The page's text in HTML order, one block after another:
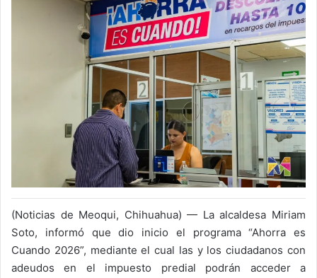
(Noticias de Meoqui, Chihuahua) — La alcaldesa Miriam
Soto, informó que dio inicio el programa “Ahorra es
Cuando 2026”, mediante el cual las y los ciudadanos con
adeudos en el impuesto predial podrán acceder a